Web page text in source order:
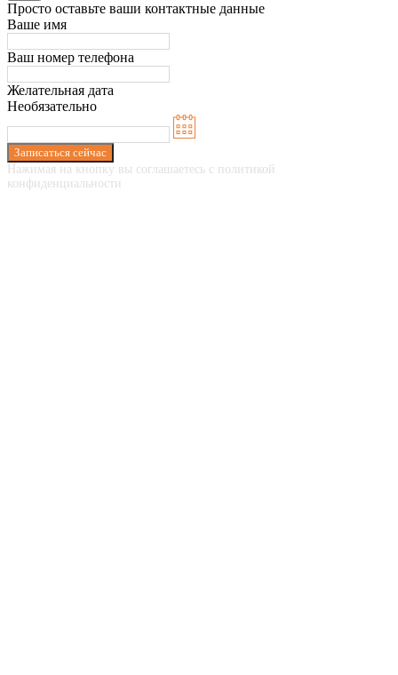
Просто оставьте ваши контактные данные
Ваше имя
Ваш номер телефона
Желательная дата
Необязательно
Записаться сейчас
Нажимая на кнопку вы соглашаетесь с политикой
конфиденциальности